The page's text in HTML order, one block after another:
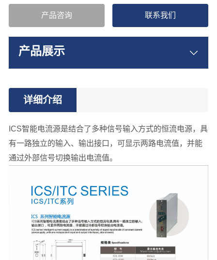
产品咨询 联系我们
产品展示
详细介绍
ICS智能电流源是结合了多种信号输入方式的恒流电源，具
有一路独立的输入、输出接口，可显示两路电流值，并能
通过外部信号切换输出电流值。